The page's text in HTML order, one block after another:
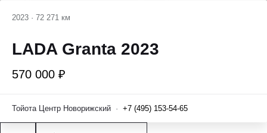
2023 · 72 271 км
LADA Granta 2023
570 000 ₽
Тойота Центр Новорижский · +7 (495) 153-54-65